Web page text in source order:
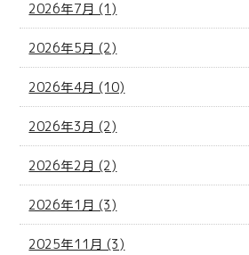
2026年7月 (1)
2026年5月 (2)
2026年4月 (10)
2026年3月 (2)
2026年2月 (2)
2026年1月 (3)
2025年11月 (3)